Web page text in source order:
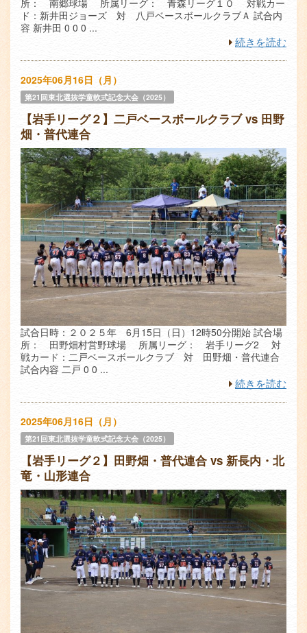
所： 南郷球場 所属リーグ： 青森リーグ１０ 対戦カー
ド：新井田ジョーズ 対 八戸ベースボールクラブＡ 試合内
容 新井田 0 0 0 ...
続きを読む
2025年06月16日（月）
第21回東北選抜学童軟式記念大会（2025）
【岩手リーグ２】二戸ベースボールクラブ vs 田野
畑・普代連合
試合日時：２０２５年 6月15日（日）12時50分開始 試合場
所： 田野畑村営野球場 所属リーグ： 岩手リーグ2 対
戦カード：二戸ベースボールクラブ 対 田野畑・普代連合
試合内容 二戸 0 0 ...
続きを読む
2025年06月16日（月）
第21回東北選抜学童軟式記念大会（2025）
【岩手リーグ２】田野畑・普代連合 vs 新長内・北
竜・山形連合